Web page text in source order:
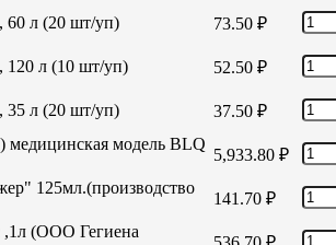
60 л (20 шт/уп) 73.50 ₽
120 л (10 шт/уп) 52.50 ₽
35 л (20 шт/уп) 37.50 ₽
медицинская модель BLQ
5,933.80 ₽
125мл.(производство
141.70 ₽
,1л (ООО Гегиена